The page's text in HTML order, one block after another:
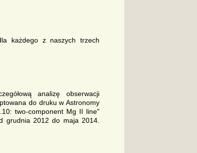
każdego z naszych trzech
analizę obserwacji
do druku w Astronomy
two-component Mg II line"
grudnia 2012 do maja 2014.